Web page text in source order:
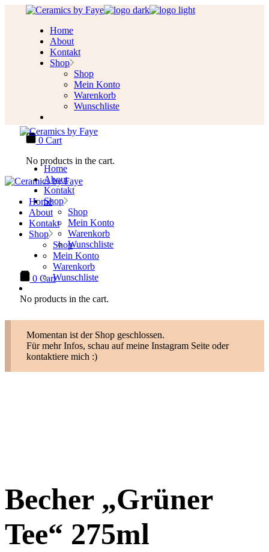
Home
About
Kontakt
Shop
Shop
Mein Konto
Warenkorb
Wunschliste
0 Cart
No products in the cart.
Home
About
Kontakt
Shop
Shop
Mein Konto
Warenkorb
Wunschliste
Home
About
Kontakt
Shop
Shop
Mein Konto
Warenkorb
Wunschliste
0 Cart
No products in the cart.
Momentan ist der Shop geschlossen.
Für mehr Infos, schau auf meine Instagram Seite oder
kontaktiere mich :)
Becher „Grüner
Tee“ 275ml